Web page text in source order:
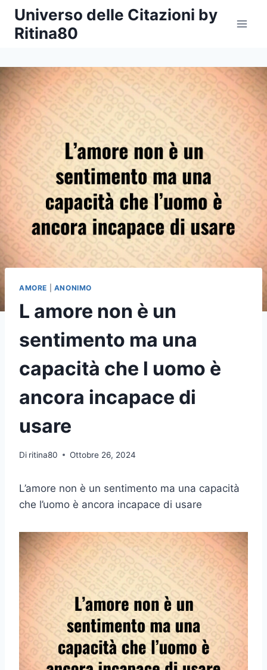
Salta
contenuto
Universo delle Citazioni by
Ritina80
AMORE ANONIMO
L amore non è un
sentimento ma una
capacità che l uomo è
ancora incapace di
usare
Di ritina80 Ottobre 26, 2024
L’amore non è un sentimento ma una capacità
che l’uomo è ancora incapace di usare